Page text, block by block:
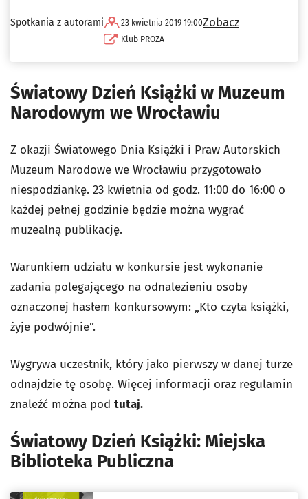
Spotkania z autorami
23 kwietnia 2019 19:00
Klub PROZA
Zobacz
Światowy Dzień Książki w Muzeum
Narodowym we Wrocławiu
Z okazji Światowego Dnia Książki i Praw Autorskich
Muzeum Narodowe we Wrocławiu przygotowało
niespodziankę. 23 kwietnia od godz. 11:00 do 16:00 o
każdej pełnej godzinie będzie można wygrać
muzealną publikację.
Warunkiem udziału w konkursie jest wykonanie
zadania polegającego na odnalezieniu osoby
oznaczonej hasłem konkursowym: „Kto czyta książki,
żyje podwójnie”.
Wygrywa uczestnik, który jako pierwszy w danej turze
odnajdzie tę osobę. Więcej informacji oraz regulamin
znaleźć można pod tutaj.
Światowy Dzień Książki: Miejska
Biblioteka Publiczna